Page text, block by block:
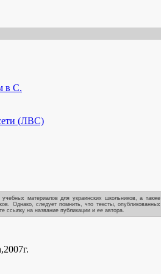
в С.
(ЛВС)
материалов для украинских школьников, а также
Однако, следует помнить, что тексты, опубликованных
ссылку на название публикации и ее автора.